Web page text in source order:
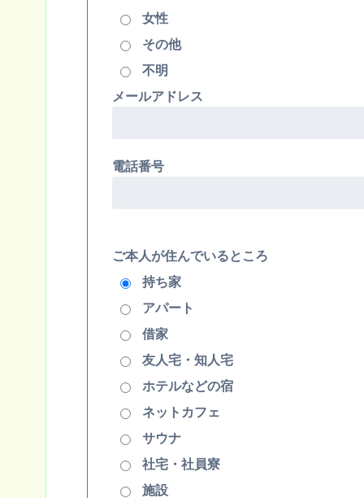
女性
その他
不明
メールアドレス
電話番号
ご本人が住んでいるところ
持ち家
アパート
借家
友人宅・知人宅
ホテルなどの宿
ネットカフェ
サウナ
社宅・社員寮
施設